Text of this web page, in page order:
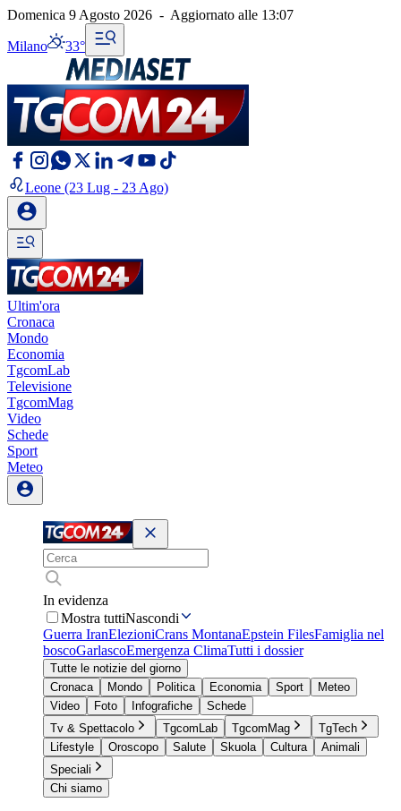
Domenica 9 Agosto 2026 - Aggiornato alle 13:07
Milano 33°
Leone (23 Lug - 23 Ago)
Ultim'ora
Cronaca
Mondo
Economia
TgcomLab
Televisione
TgcomMag
Video
Schede
Sport
Meteo
In evidenza
Mostra tuttiNascondi
Guerra IranElezioniCrans MontanaEpstein FilesFamiglia nel
boscoGarlascoEmergenza ClimaTutti i dossier
Tutte le notizie del giorno
Cronaca
Mondo Politica Economia Sport
Meteo
Video
Foto Infografiche
Schede
Tv & Spettacolo
TgcomLab TgcomMag
TgTech
Lifestyle
Oroscopo Salute Skuola Cultura
Animali
Speciali
Chi siamo